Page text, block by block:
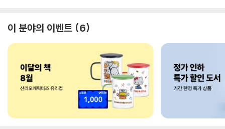
이 분야의 이벤트 6